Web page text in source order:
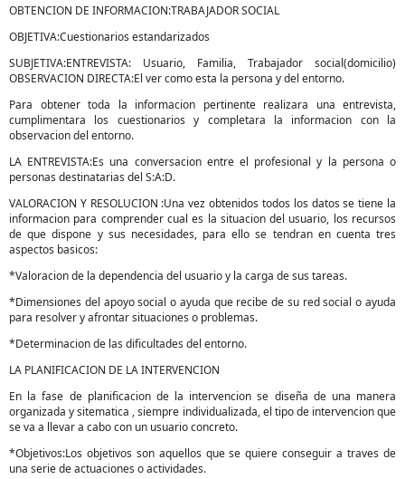
OBTENCION DE INFORMACION:TRABAJADOR SOCIAL
OBJETIVA:Cuestionarios estandarizados
SUBJETIVA:ENTREVISTA: Usuario, Familia, Trabajador social(domicilio)
OBSERVACION DIRECTA:El ver como esta la persona y del entorno.
Para obtener toda la informacion pertinente realizara una entrevista,
cumplimentara los cuestionarios y completara la informacion con la
observacion del entorno.
LA ENTREVISTA:Es una conversacion entre el profesional y la persona o
personas destinatarias del S:A:D.
VALORACION Y RESOLUCION :Una vez obtenidos todos los datos se tiene la
informacion para comprender cual es la situacion del usuario, los recursos
de que dispone y sus necesidades, para ello se tendran en cuenta tres
aspectos basicos:
*Valoracion de la dependencia del usuario y la carga de sus tareas.
*Dimensiones del apoyo social o ayuda que recibe de su red social o ayuda
para resolver y afrontar situaciones o problemas.
*Determinacion de las dificultades del entorno.
LA PLANIFICACION DE LA INTERVENCION
En la fase de planificacion de la intervencion se diseña de una manera
organizada y sitematica , siempre individualizada, el tipo de intervencion que
se va a llevar a cabo con un usuario concreto.
*Objetivos:Los objetivos son aquellos que se quiere conseguir a traves de
una serie de actuaciones o actividades.